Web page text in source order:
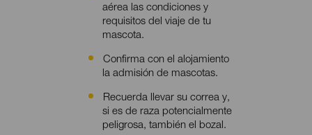
aérea las condiciones y
requisitos del viaje de tu
mascota.
Confirma con el alojamiento
la admisión de mascotas.
Recuerda llevar su correa y,
si es de raza potencialmente
peligrosa, también el bozal.